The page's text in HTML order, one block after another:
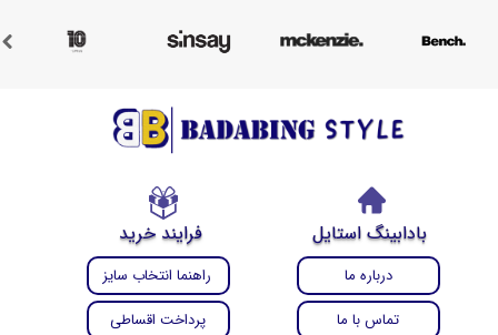
فرایند خرید بادابینگ استایل
راهنما انتخاب سایز
پرداخت اقساطی
درباره ما
تماس با ما